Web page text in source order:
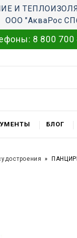
И
ООО "АкваРос
8 800 700
БЛОГ